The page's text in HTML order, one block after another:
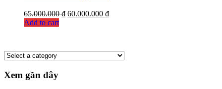
65.000.000₫ 60.000.000 ₫
Add to cart
Xem gần đây